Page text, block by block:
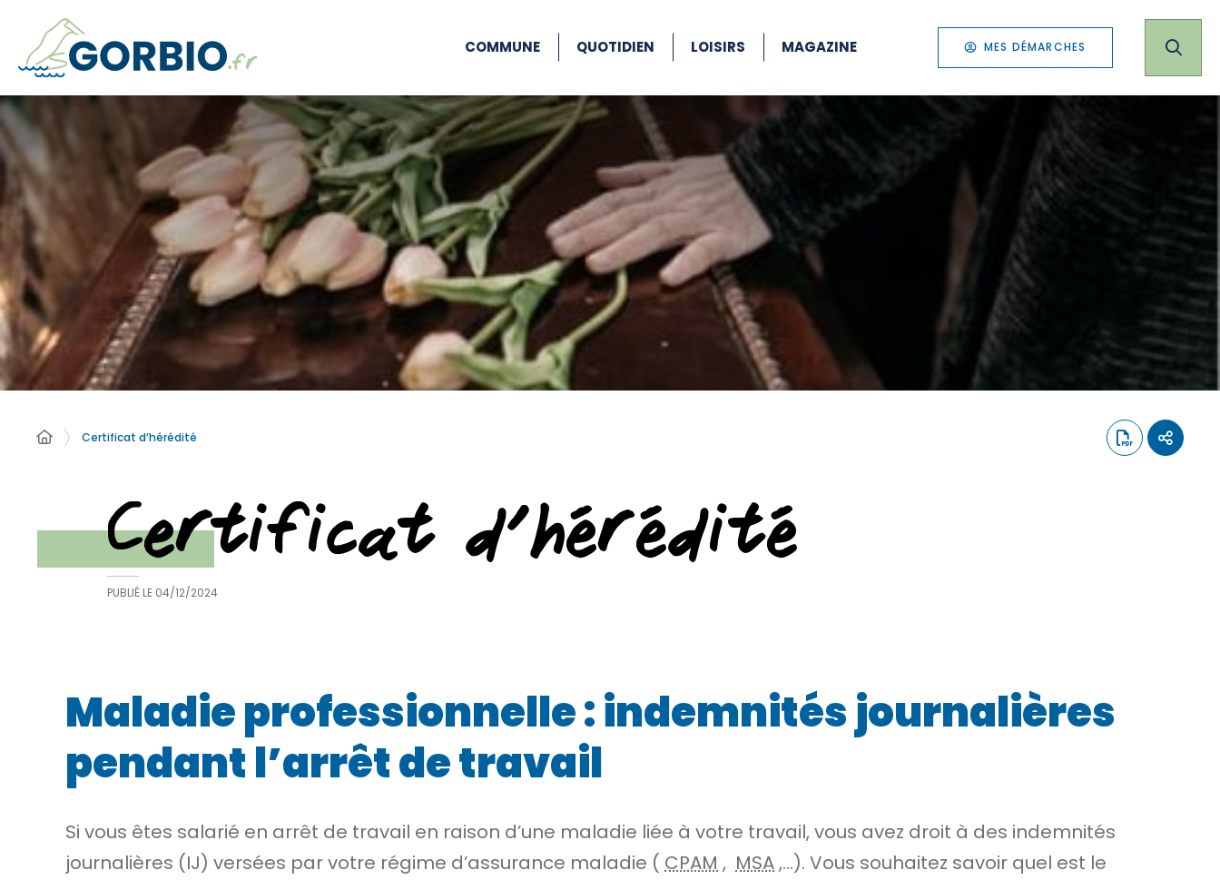
COMMUNE QUOTIDIEN LOISIRS MAGAZINE MES DÉMARCHES
Certificat d’hérédité
Certificat d’hérédité
PUBLIÉ LE 04/12/2024
Maladie professionnelle : indemnités journalières
pendant l’arrêt de travail
Si vous êtes salarié en arrêt de travail en raison d’une maladie liée à votre travail, vous avez droit à des indemnités
journalières (IJ) versées par votre régime d’assurance maladie ( CPAM , MSA,…). Vous souhaitez savoir quel est le